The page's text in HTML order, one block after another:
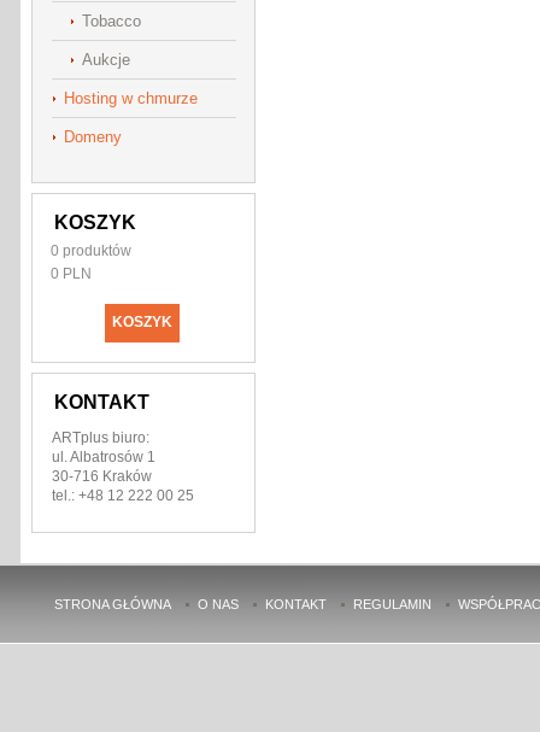
Tobacco
Aukcje
Hosting w chmurze
Domeny
KOSZYK
0 produktów
0 PLN
KOSZYK
KONTAKT
ARTplus biuro:
ul. Albatrosów 1
30-716 Kraków
tel.: +48 12 222 00 25
STRONA GŁÓWNA O NAS KONTAKT REGULAMIN